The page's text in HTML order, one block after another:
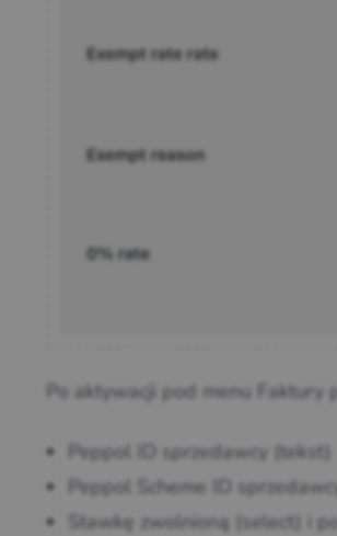
Po aktywacji pod menu Faktury
Peppol ID sprzedawcy (tekst)
Peppol Scheme ID
Stawkę zwolnioną (select) i